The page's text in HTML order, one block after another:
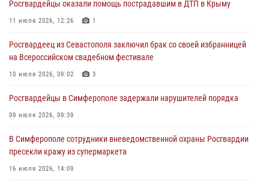
В Симферополе росгвардейцы задержали гражданина,
подозреваемого в совершении серии краж
Росгвардейцы оперативно задержали нарушителя на охраняемом
объекте в Севастополе
Росгвардейцы оказали помощь пострадавшим в ДТП в Крыму
11 июля 2026, 12:26 1
Росгвардеец из Севастополя заключил брак со своей избранницей
на Всероссийском свадебном фестивале
10 июля 2026, 09:02 3
Росгвардейцы в Симферополе задержали нарушителей порядка
09 июля 2026, 09:39
В Симферополе сотрудники вневедомственной охраны Росгвардии
пресекли кражу из супермаркета
16 июля 2026, 14:09